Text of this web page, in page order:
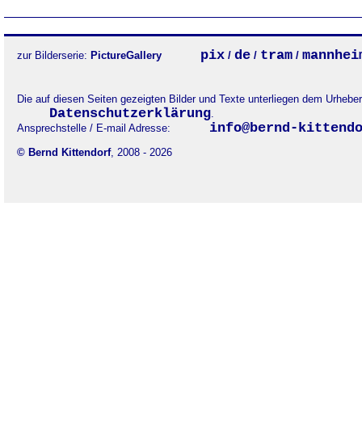
zur Bilderserie: PictureGallery pix / de / tram /
Die auf diesen Seiten gezeigten Bilder und Texte unterliegen dem
Datenschutzerklärung.
Ansprechstelle / E-mail Adresse:
info@bernd-
© Bernd Kittendorf, 2008 - 2026